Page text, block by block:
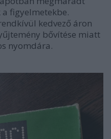
figyelmetekbe.
kedvező áron
bővítése miatt
nyomdára.